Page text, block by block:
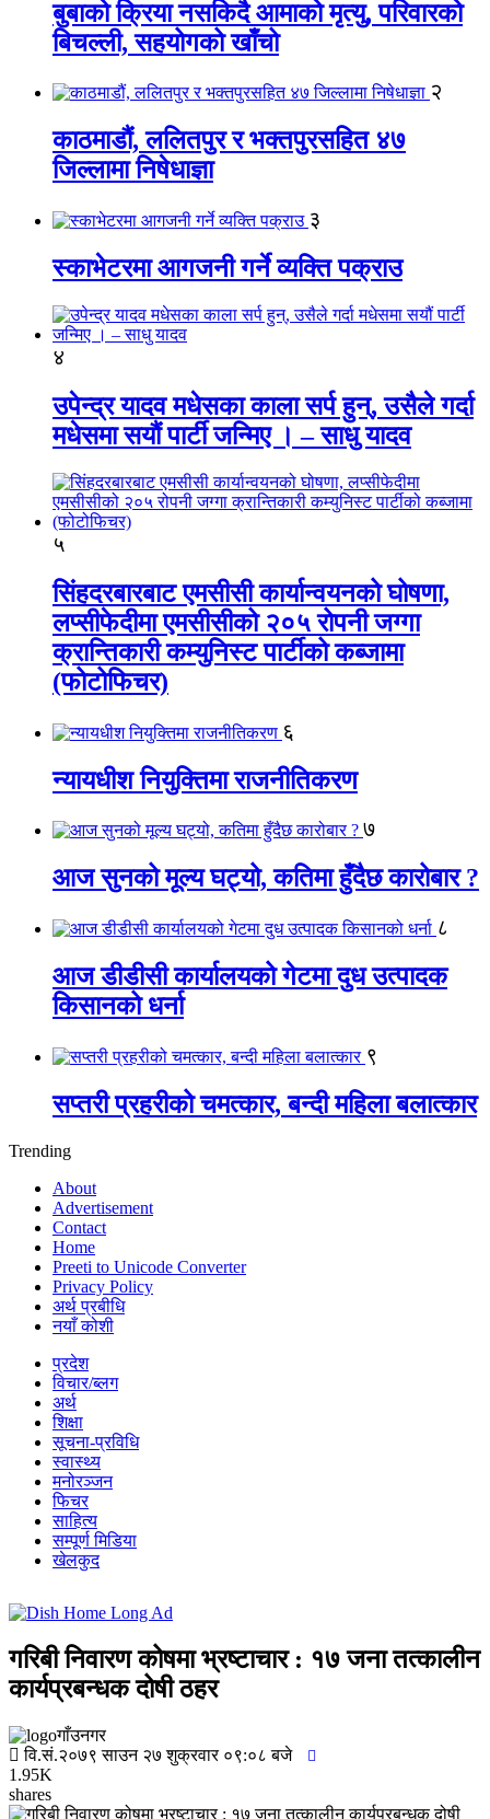
बुबाको क्रिया नसकिदै आमाको मृत्यु, परिवारको
बिचल्ली, सहयोगको खाँचो
२
काठमाडौं, ललितपुर र भक्तपुरसहित ४७
जिल्लामा निषेधाज्ञा
३
स्काभेटरमा आगजनी गर्ने व्यक्ति पक्राउ
४
उपेन्द्र यादव मधेसका काला सर्प हुन्, उसैले गर्दा
मधेसमा सयौं पार्टी जन्मिए । – साधु यादव
५
सिंहदरबारबाट एमसीसी कार्यान्वयनको घोषणा,
लप्सीफेदीमा एमसीसीको २०५ रोपनी जग्गा
क्रान्तिकारी कम्युनिस्ट पार्टीको कब्जामा
(फोटोफिचर)
६
न्यायधीश नियुक्तिमा राजनीतिकरण
७
आज सुनको मूल्य घट्यो, कतिमा हुँदैछ कारोबार ?
८
आज डीडीसी कार्यालयको गेटमा दुध उत्पादक
किसानको धर्ना
९
सप्तरी प्रहरीको चमत्कार, बन्दी महिला बलात्कार
Trending
About
Advertisement
Contact
Home
Preeti to Unicode Converter
Privacy Policy
अर्थ प्रबीधि
नयाँ कोशी
प्रदेश
विचार/ब्लग
अर्थ
शिक्षा
सूचना-प्रविधि
स्वास्थ्य
मनोरञ्जन
फिचर
साहित्य
सम्पूर्ण मिडिया
खेलकुद
गरिबी निवारण कोषमा भ्रष्टाचार : १७ जना तत्कालीन
कार्यप्रबन्धक दोषी ठहर
गाँउनगर
वि.सं.२०७९ साउन २७ शुक्रवार ०९:०८ बजे
1.95K
shares